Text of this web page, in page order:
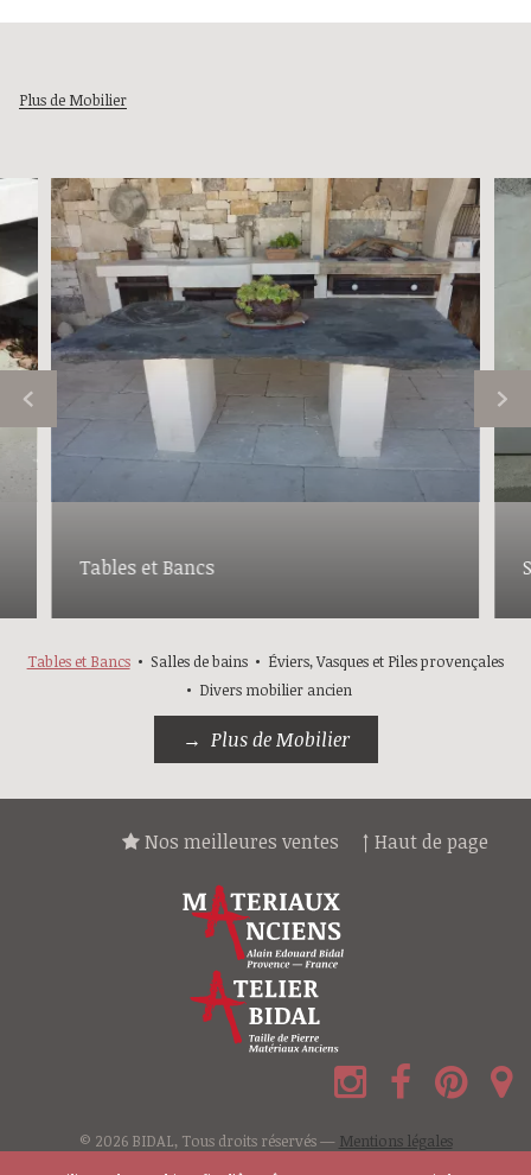
Plus de Mobilier
Tables et Bancs
Tables et Bancs Salles de bains
Éviers, Vasques et Piles provençales
Divers mobilier ancien
Plus de Mobilier
↑ Haut de page
Nos meilleures ventes
© 2026 BIDAL, Tous droits réservés — Mentions légales